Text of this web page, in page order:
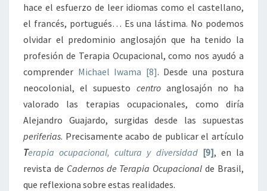
hace el esfuerzo de leer idiomas como el castellano,
el francés, portugués… Es una lástima. No podemos
olvidar el predominio anglosajón que ha tenido la
profesión de Terapia Ocupacional, como nos ayudó a
comprender Michael Iwama [8]. Desde una postura
neocolonial, el supuesto centroanglosajón no ha
valorado las terapias ocupacionales, como diría
Alejandro Guajardo, surgidas desde las supuestas
periferias. Precisamente acabo de publicar el artículo
Terapia ocupacional, cultura y diversidad [9], en la
revista de Cadernos de Terapia Ocupacional de Brasil,
que reflexiona sobre estas realidades.